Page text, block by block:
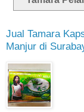
Jual Tamara
Manjur di